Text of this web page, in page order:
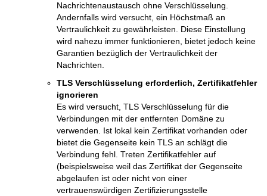
Nachrichtenaustausch ohne Verschlüsselung.
Andernfalls wird versucht, ein Höchstmaß an
Vertraulichkeit zu gewährleisten. Diese Einstellung
wird nahezu immer funktionieren, bietet jedoch keine
Garantien bezüglich der Vertraulichkeit der
Nachrichten.
TLS Verschlüsselung erforderlich, Zertifikatfehler
ignorieren
Es wird versucht, TLS Verschlüsselung für die
Verbindungen mit der entfernten Domäne zu
verwenden. Ist lokal kein Zertifikat vorhanden oder
bietet die Gegenseite kein TLS an schlägt die
Verbindung fehl. Treten Zertifikatfehler auf
(beispielsweise weil das Zertifikat der Gegenseite
abgelaufen ist oder nicht von einer
vertrauenswürdigen Zertifizierungsstelle